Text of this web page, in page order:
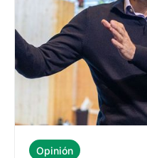
Opinión